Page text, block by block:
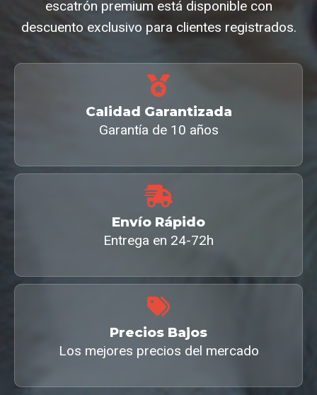
escatrón premium está disponible con
descuento exclusivo para clientes registrados.
Calidad Garantizada
Garantía de 10 años
Envío Rápido
Entrega en 24-72h
Precios Bajos
Los mejores precios del mercado